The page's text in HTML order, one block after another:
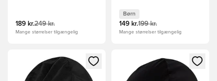
189 kr.249 kr.
Mange størrelser tilgængelig
Børn
149 kr.199 kr.
Mange størrelser tilgængelig
Åbner en Modal til at logge ind eller tilmelde dig som
Åbner en Modal til at logge